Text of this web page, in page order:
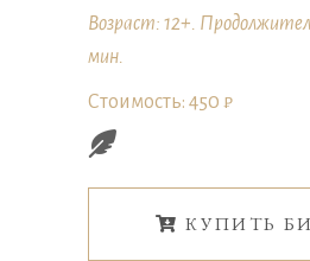
Возраст: 12+.
мин.
Стоимость: 450 ₽
КУПИТЬ